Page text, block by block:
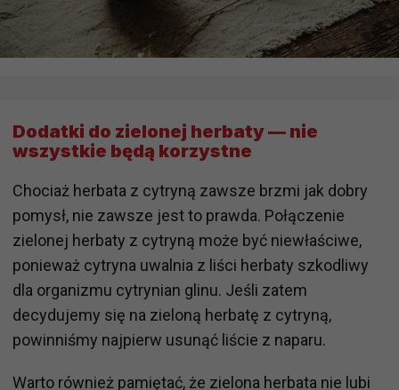
Dodatki do zielonej herbaty — nie
wszystkie będą korzystne
Chociaż herbata z cytryną zawsze brzmi jak dobry
pomysł, nie zawsze jest to prawda. Połączenie
zielonej herbaty z cytryną może być niewłaściwe,
ponieważ cytryna uwalnia z liści herbaty szkodliwy
dla organizmu cytrynian glinu. Jeśli zatem
decydujemy się na zieloną herbatę z cytryną,
powinniśmy najpierw usunąć liście z naparu.
Warto również pamiętać, że zielona herbata nie lubi